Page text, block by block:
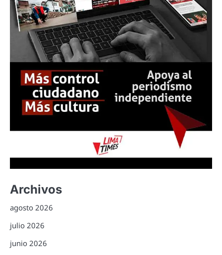
Archivos
agosto 2026
julio 2026
junio 2026